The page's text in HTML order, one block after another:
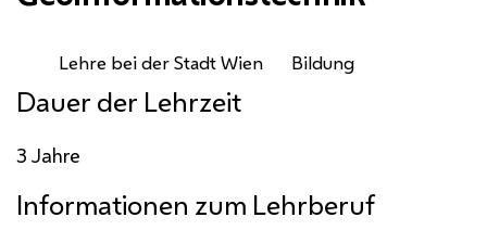
Lehre bei der Stadt Wien Bildung
Dauer der Lehrzeit
3 Jahre
Informationen zum Lehrberuf